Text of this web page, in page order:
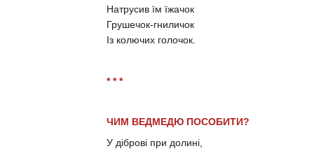
Натрусив їм їжачок
Грушечок-гниличок
Із колючих голочок.
* * *
ЧИМ ВЕДМЕДЮ ПОСОБИТИ?
У діброві при долині,